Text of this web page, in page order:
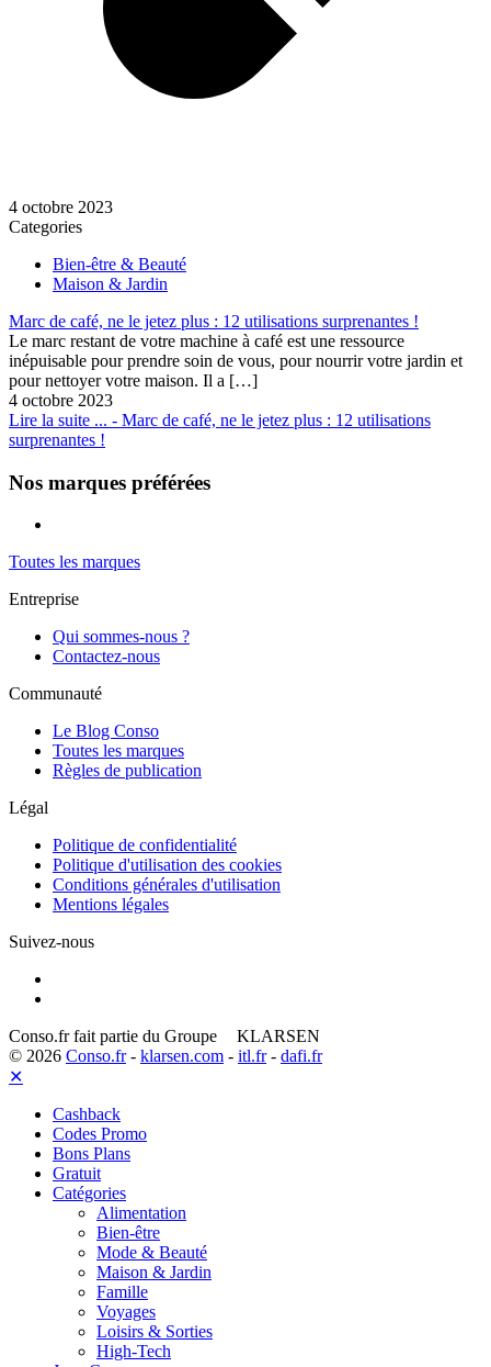
4 octobre 2023
Categories
Bien-être & Beauté
Maison & Jardin
Marc de café, ne le jetez plus : 12 utilisations surprenantes !
Le marc restant de votre machine à café est une ressource
inépuisable pour prendre soin de vous, pour nourrir votre jardin et
pour nettoyer votre maison. Il a […]
4 octobre 2023
Lire la suite ... - Marc de café, ne le jetez plus : 12 utilisations
surprenantes !
Nos marques préférées
Toutes les marques
Entreprise
Qui sommes-nous ?
Contactez-nous
Communauté
Le Blog Conso
Toutes les marques
Règles de publication
Légal
Politique de confidentialité
Politique d'utilisation des cookies
Conditions générales d'utilisation
Mentions légales
Suivez-nous
Conso.fr fait partie du Groupe
KLARSEN
© 2026 Conso.fr- klarsen.com - itl.fr- dafi.fr
✕
Cashback
Codes Promo
Bons Plans
Gratuit
Catégories
Alimentation
Bien-être
Mode & Beauté
Maison & Jardin
Famille
Voyages
Loisirs & Sorties
High-Tech